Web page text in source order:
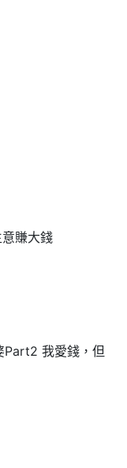
賺大錢
錢，但